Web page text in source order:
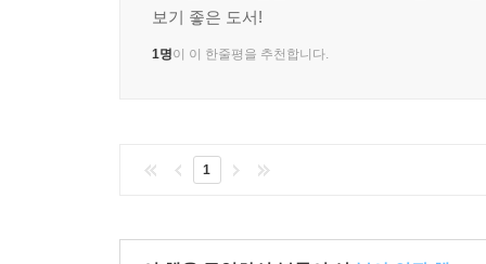
보기 좋은 도서!
1명이 이 한줄평을 추천합니다.
1